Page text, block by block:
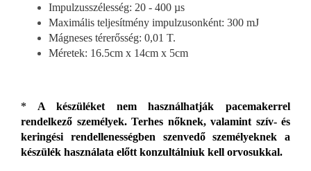
Impulzusszélesség: 20 - 400 µs
Maximális teljesítmény impulzusonként: 300 mJ
Mágneses térerősség: 0,01 T.
Méretek: 16.5cm x 14cm x 5cm
* A készüléket nem használhatják pacemakerrel
rendelkező személyek. Terhes nőknek, valamint szív- és
keringési rendellenességben szenvedő személyeknek a
készülék használata előtt konzultálniuk kell orvosukkal.